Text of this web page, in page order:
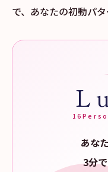
で、あなたの初動パ
あな
3分